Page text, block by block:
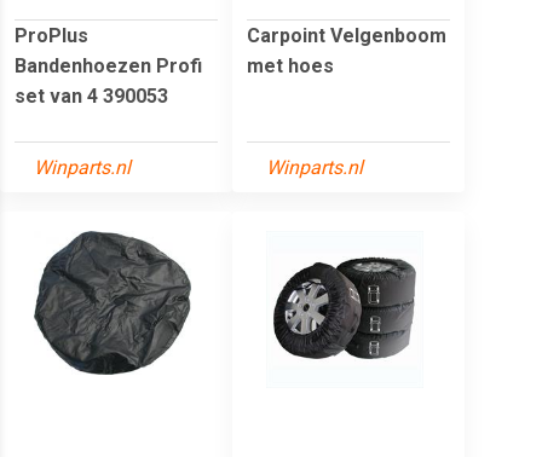
ProPlus
Bandenhoezen Profi
set van 4 390053
Winparts.nl
Carpoint Velgenboom
met hoes
Winparts.nl